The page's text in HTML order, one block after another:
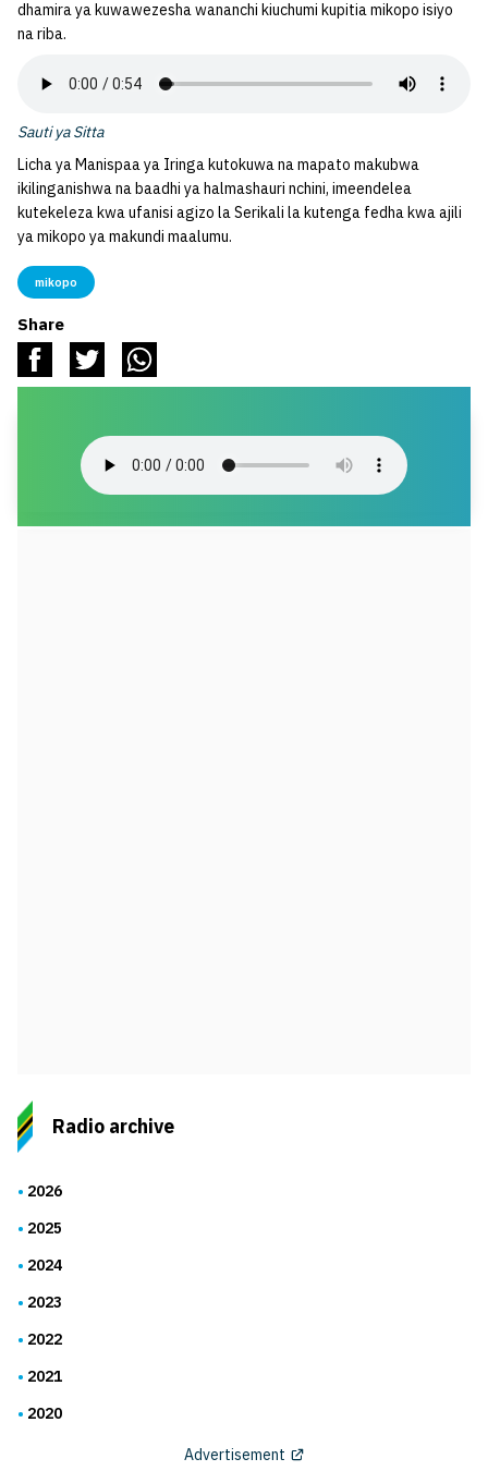
dhamira ya kuwawezesha wananchi kiuchumi kupitia mikopo isiyo
na riba.
Sauti ya Sitta
Licha ya Manispaa ya Iringa kutokuwa na mapato makubwa
ikilinganishwa na baadhi ya halmashauri nchini, imeendelea
kutekeleza kwa ufanisi agizo la Serikali la kutenga fedha kwa ajili
ya mikopo ya makundi maalumu.
mikopo
Share
Radio archive
2026
2025
2024
2023
2022
2021
2020
Advertisement